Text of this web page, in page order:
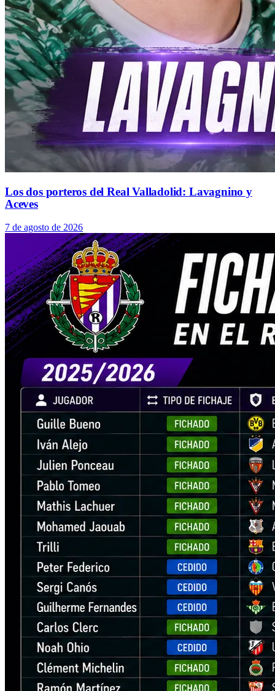
Los dos porteros del Real Valladolid: Lavagnino y
Aceves
7 de agosto de 2026